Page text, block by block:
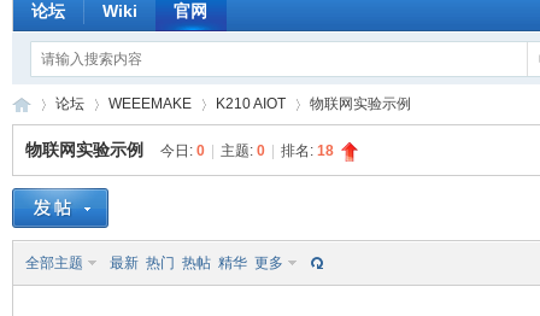
论坛 Wiki 官网
»
论坛
›
WEEEMAKE K210 AIOT 物联网实验示例
物联网实验示例 今日: 0 主题: 0 排名: 18
全部主题 最新 热门 热帖 精华 更多